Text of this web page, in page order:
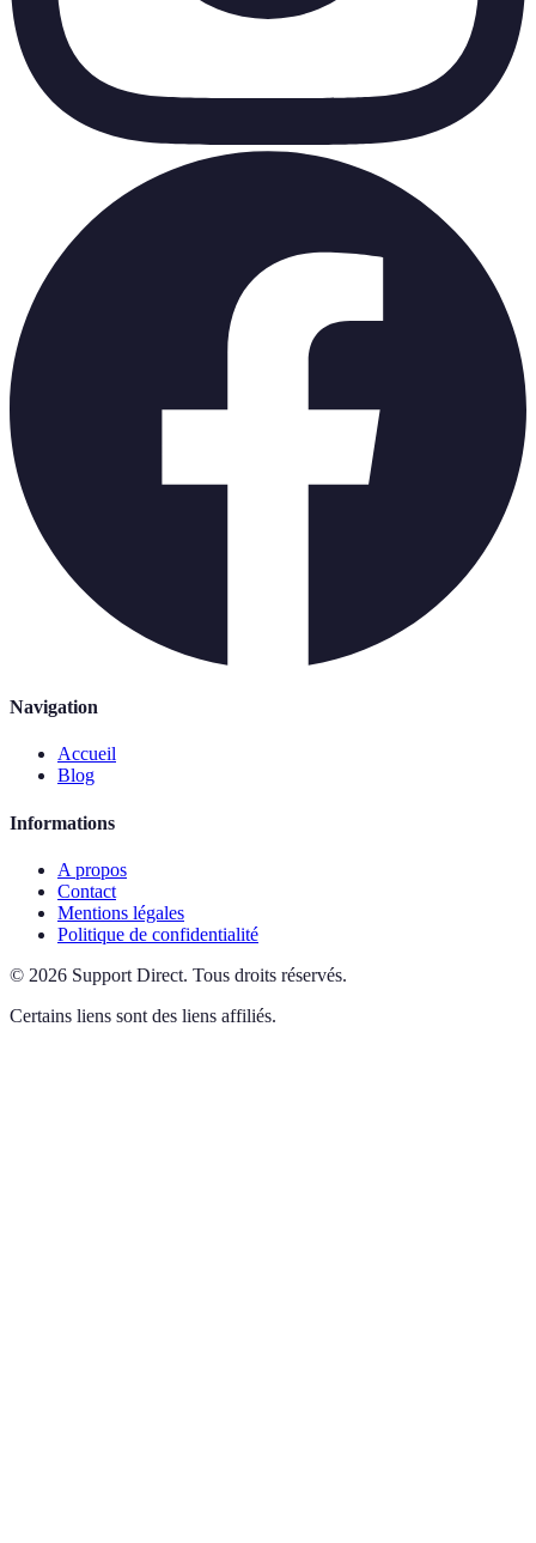
Navigation
Accueil
Blog
Informations
A propos
Contact
Mentions légales
Politique de confidentialité
© 2026 Support Direct. Tous droits réservés.
Certains liens sont des liens affiliés.